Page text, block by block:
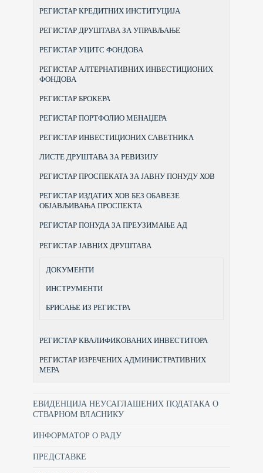
РЕГИСТАР КРЕДИТНИХ ИНСТИТУЦИЈА
РЕГИСТАР ДРУШТАВА ЗА УПРАВЉАЊЕ
РЕГИСТАР УЦИТС ФОНДОВА
РЕГИСТАР АЛТЕРНАТИВНИХ ИНВЕСТИЦИОНИХ
ФОНДОВА
РЕГИСТАР БРОКЕРА
РЕГИСТАР ПОРТФОЛИО МЕНАЏЕРА
РЕГИСТАР ИНВЕСТИЦИОНИХ САВЕТНИКА
ЛИСТЕ ДРУШТАВА ЗА РЕВИЗИЈУ
РЕГИСТАР ПРОСПЕКАТА ЗА ЈАВНУ ПОНУДУ ХОВ
РЕГИСТАР ИЗДАТИХ ХОВ БЕЗ ОБАВЕЗЕ
ОБЈАВЉИВАЊА ПРОСПЕКТА
РЕГИСТАР ПОНУДА ЗА ПРЕУЗИМАЊЕ АД
РЕГИСТАР ЈАВНИХ ДРУШТАВА
ДОКУМЕНТИ
ИНСТРУМЕНТИ
БРИСАЊЕ ИЗ РЕГИСТРА
РЕГИСТАР КВАЛИФИКОВАНИХ ИНВЕСТИТОРА
РЕГИСТАР ИЗРЕЧЕНИХ АДМИНИСТРАТИВНИХ
МЕРА
ЕВИДЕНЦИЈА НЕУСАГЛАШЕНИХ ПОДАТАКА О
СТВАРНОМ ВЛАСНИКУ
ИНФОРМАТОР О РАДУ
ПРЕДСТАВКЕ